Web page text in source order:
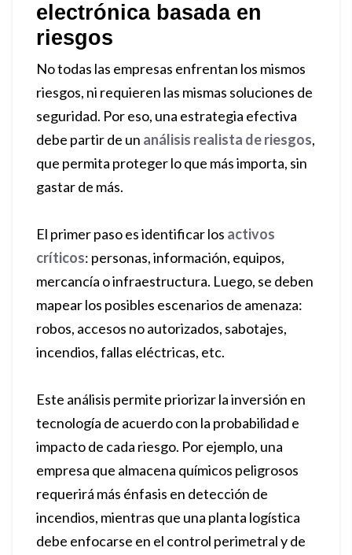
electrónica basada en
riesgos
No todas las empresas enfrentan los mismos
riesgos, ni requieren las mismas soluciones de
seguridad. Por eso, una estrategia efectiva
debe partir de un análisis realista de riesgos,
que permita proteger lo que más importa, sin
gastar de más.
El primer paso es identificar los activos
críticos: personas, información, equipos,
mercancía o infraestructura. Luego, se deben
mapear los posibles escenarios de amenaza:
robos, accesos no autorizados, sabotajes,
incendios, fallas eléctricas, etc.
Este análisis permite priorizar la inversión en
tecnología de acuerdo con la probabilidad e
impacto de cada riesgo. Por ejemplo, una
empresa que almacena químicos peligrosos
requerirá más énfasis en detección de
incendios, mientras que una planta logística
debe enfocarse en el control perimetral y de